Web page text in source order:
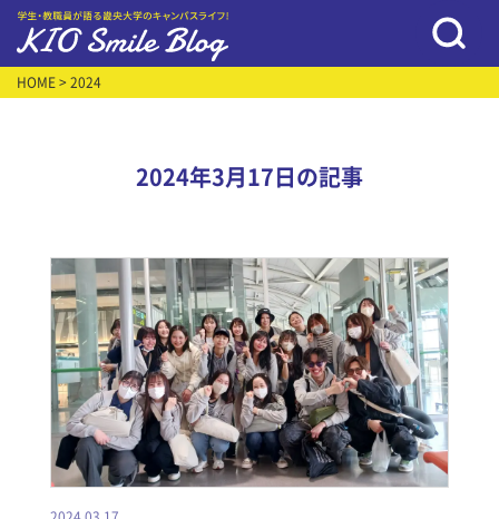
HOME > 2024
2024年3月17日の記事